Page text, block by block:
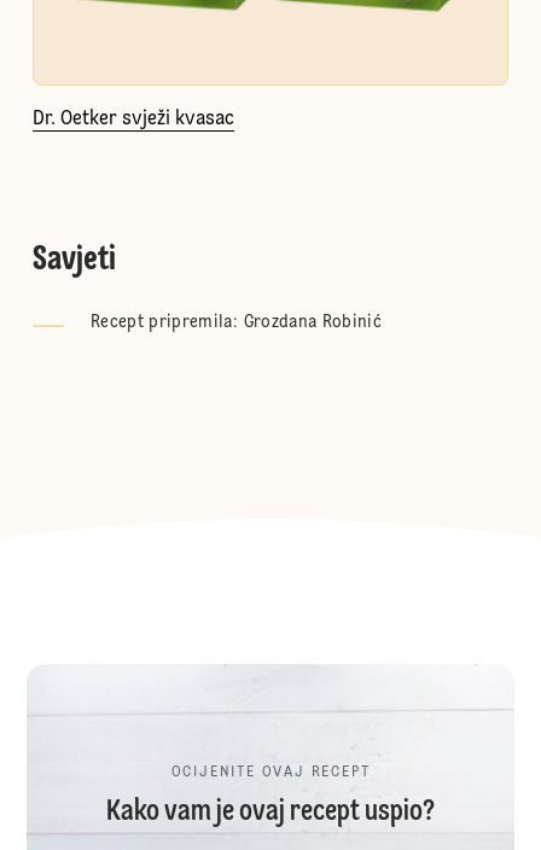
Dr. Oetker svježi kvasac
Savjeti
Recept pripremila: Grozdana Robinić
OCIJENITE OVAJ RECEPT
Kako vam je ovaj recept uspio?